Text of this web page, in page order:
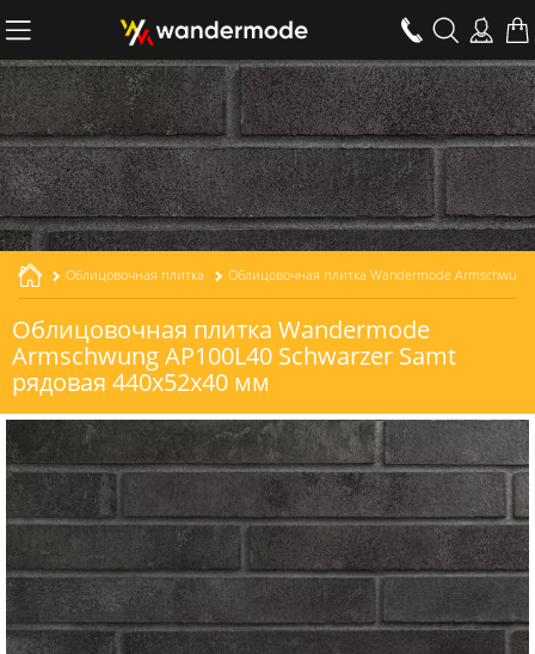
Облицовочная плитка
Облицовочная плитка Wandermode
Armschwung AP100L40 Schwarzer Samt
рядовая 440x52x40 мм